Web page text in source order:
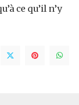
ce qu’il n’y